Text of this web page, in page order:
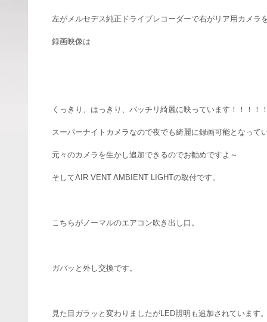
左がメルセデス純正ドライブレコーダーで右がリア用カメラ
録画映像は
くっきり、はっきり、バッチリ綺麗に映っています！！！！！
スーパーナイトカメラなので夜でも綺麗に録画可能となってい
元々のカメラを生かし追加できるのでお勧めですよ～
そしてAIR VENT AMBIENT LIGHTの取付です。
こちらがノーマルのエアコン吹き出し口。
ガバッと外し交換です。
見た目ガラッと変わりましたがLED照明も追加されています。